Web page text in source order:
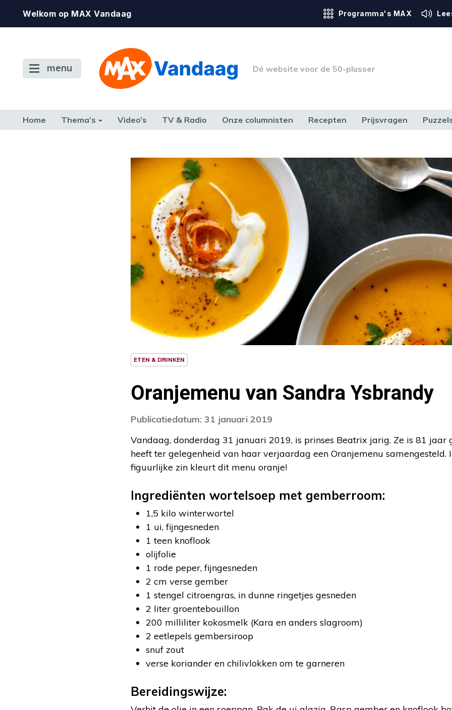
Welkom op MAX Vandaag Programma's MAX
menu Dé website voor de 50-plusser
Home Thema’s Video’s TV & Radio Onze columnisten Recepten Prijsvragen
ETEN & DRINKEN
Oranjemenu van Sandra Ysbrandy
Publicatiedatum: 31 januari 2019
Vandaag, donderdag 31 januari 2019, is prinses Beatrix jarig. Ze is 81 jaar
heeft ter gelegenheid van haar verjaardag een Oranjemenu samengesteld.
figuurlijke zin kleurt dit menu oranje!
Ingrediënten wortelsoep met gemberroom:
1,5 kilo winterwortel
1 ui, fijngesneden
1 teen knoflook
olijfolie
1 rode peper, fijngesneden
2 cm verse gember
1 stengel citroengras, in dunne ringetjes gesneden
2 liter groentebouillon
200 milliliter kokosmelk (Kara en anders slagroom)
2 eetlepels gembersiroop
snuf zout
verse koriander en chilivlokken om te garneren
Bereidingswijze: